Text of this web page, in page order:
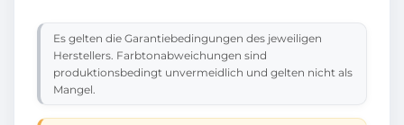
Es gelten die Garantiebedingungen des jeweiligen
Herstellers. Farbtonabweichungen sind
produktionsbedingt unvermeidlich und gelten nicht als
Mangel.